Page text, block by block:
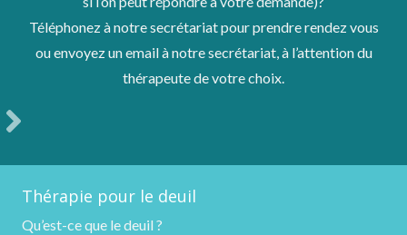
Téléphonez à notre secrétariat pour prendre rendez vous
ou envoyez un email à notre secrétariat, à l’attention du
thérapeute de votre choix.
Thérapie pour le deuil
Qu’est-ce que le deuil ?